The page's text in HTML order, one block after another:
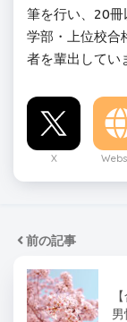
筆を行い、20冊
学部・上位校合
者を輩出してい
X
前の記事
男